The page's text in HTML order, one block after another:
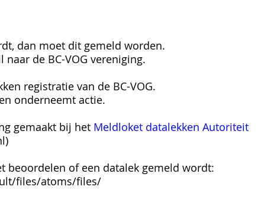
dan moet dit gemeld worden.
de BC-VOG vereniging.
registratie van de BC-VOG.
onderneemt actie.
gemaakt bij het Meldloket datalekken Autoriteit
)
of een datalek gemeld wordt:
files/atoms/files/